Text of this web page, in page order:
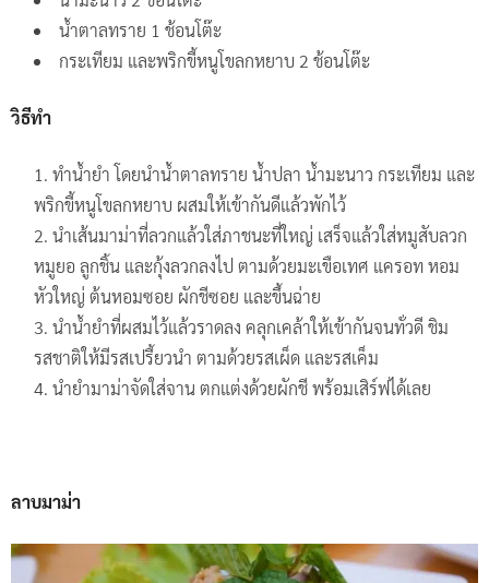
น้ำตาลทราย 1 ช้อนโต๊ะ
กระเทียม และพริกขี้หนูโขลกหยาบ 2 ช้อนโต๊ะ
วิธีทำ
ทำน้ำยำ โดยนำน้ำตาลทราย น้ำปลา น้ำมะนาว กระเทียม และ
พริกขี้หนูโขลกหยาบ ผสมให้เข้ากันดีแล้วพักไว้
นำเส้นมาม่าที่ลวกแล้วใส่ภาชนะที่ใหญ่ เสร็จแล้วใส่หมูสับลวก
หมูยอ ลูกชิ้น และกุ้งลวกลงไป ตามด้วยมะเขือเทศ แครอท หอม
หัวใหญ่ ต้นหอมซอย ผักชีซอย และขึ้นฉ่าย
นำน้ำยำที่ผสมไว้แล้วราดลง คลุกเคล้าให้เข้ากันจนทั่วดี ชิม
รสชาติให้มีรสเปรี้ยวนำ ตามด้วยรสเผ็ด และรสเค็ม
นำยำมาม่าจัดใส่จาน ตกแต่งด้วยผักชี พร้อมเสิร์ฟได้เลย
ลาบมาม่า